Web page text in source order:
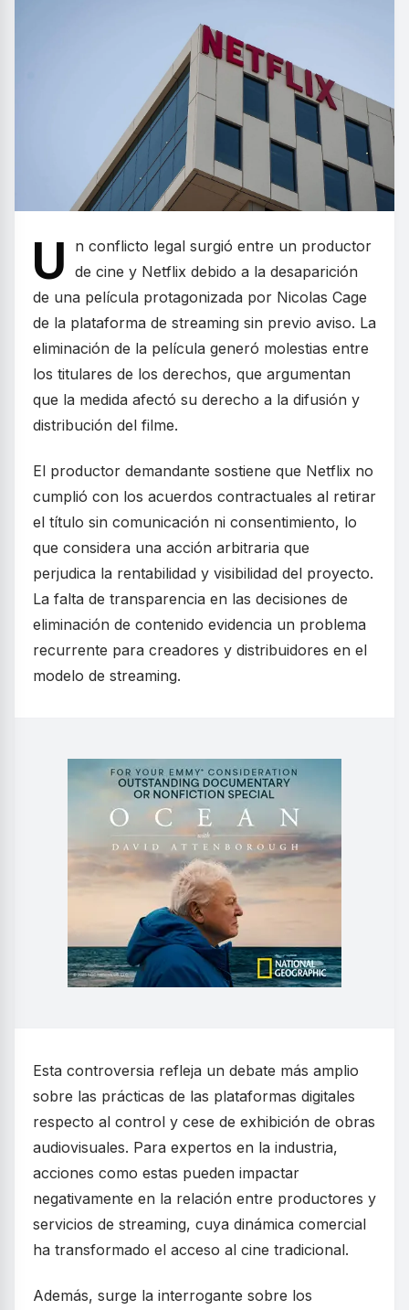
U
n conflicto legal surgió entre un productor
de cine y Netflix debido a la desaparición
de una película protagonizada por Nicolas Cage
de la plataforma de streaming sin previo aviso. La
eliminación de la película generó molestias entre
los titulares de los derechos, que argumentan
que la medida afectó su derecho a la difusión y
distribución del filme.
El productor demandante sostiene que Netflix no
cumplió con los acuerdos contractuales al retirar
el título sin comunicación ni consentimiento, lo
que considera una acción arbitraria que
perjudica la rentabilidad y visibilidad del proyecto.
La falta de transparencia en las decisiones de
eliminación de contenido evidencia un problema
recurrente para creadores y distribuidores en el
modelo de streaming.
Esta controversia refleja un debate más amplio
sobre las prácticas de las plataformas digitales
respecto al control y cese de exhibición de obras
audiovisuales. Para expertos en la industria,
acciones como estas pueden impactar
negativamente en la relación entre productores y
servicios de streaming, cuya dinámica comercial
ha transformado el acceso al cine tradicional.
Además, surge la interrogante sobre los